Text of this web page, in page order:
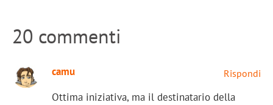
20 commenti
camu Rispondi
Ottima iniziativa, ma il destinatario della